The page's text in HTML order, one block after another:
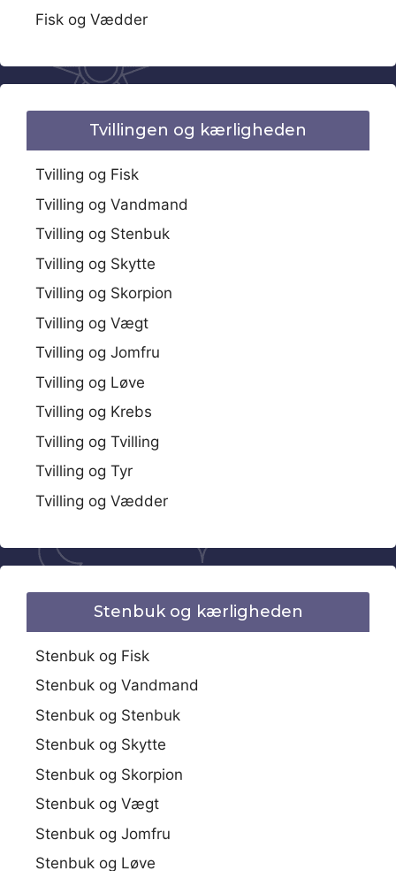
Fisk og Vædder
Tvillingen og kærligheden
Tvilling og Fisk
Tvilling og Vandmand
Tvilling og Stenbuk
Tvilling og Skytte
Tvilling og Skorpion
Tvilling og Vægt
Tvilling og Jomfru
Tvilling og Løve
Tvilling og Krebs
Tvilling og Tvilling
Tvilling og Tyr
Tvilling og Vædder
Stenbuk og kærligheden
Stenbuk og Fisk
Stenbuk og Vandmand
Stenbuk og Stenbuk
Stenbuk og Skytte
Stenbuk og Skorpion
Stenbuk og Vægt
Stenbuk og Jomfru
Stenbuk og Løve